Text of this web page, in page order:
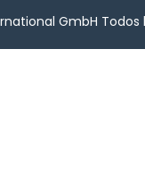
GmbH Todos